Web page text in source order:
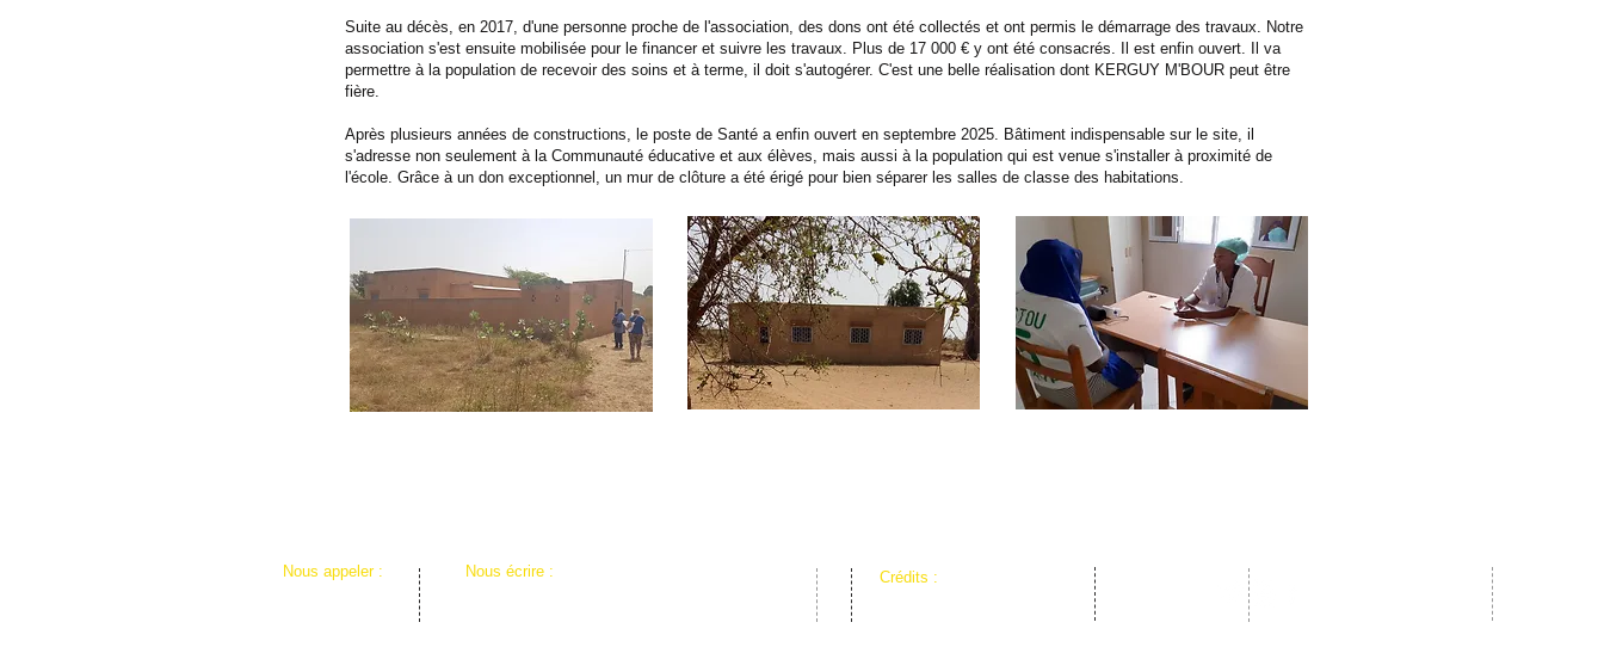
Suite au décès, en 2017, d'une personne proche de l'association, des dons ont été collectés et ont permis le démarrage des travaux. Notre
association s'est ensuite mobilisée pour le financer et suivre les travaux. Plus de 17 000 € y ont été consacrés. Il est enfin ouvert. Il va
permettre à la population de recevoir des soins et à terme, il doit s'autogérer. C'est une belle réalisation dont KERGUY M'BOUR peut être
fière.
Après plusieurs années de constructions, le poste de Santé a enfin ouvert en septembre 2025. Bâtiment indispensable sur le site, il
s'adresse non seulement à la Communauté éducative et aux élèves, mais aussi à la population qui est venue s'installer à proximité de
l'école. Grâce à un don exceptionnel, un mur de clôture a été érigé pour bien séparer les salles de classe des habitations.
​​Nous appeler :
​Nous écrire :
Crédits :